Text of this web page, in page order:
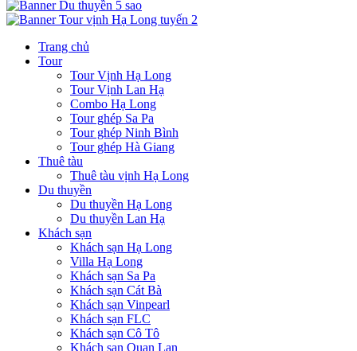
Trang chủ
Tour
Tour Vịnh Hạ Long
Tour Vịnh Lan Hạ
Combo Hạ Long
Tour ghép Sa Pa
Tour ghép Ninh Bình
Tour ghép Hà Giang
Thuê tàu
Thuê tàu vịnh Hạ Long
Du thuyền
Du thuyền Hạ Long
Du thuyền Lan Hạ
Khách sạn
Khách sạn Hạ Long
Villa Hạ Long
Khách sạn Sa Pa
Khách sạn Cát Bà
Khách sạn Vinpearl
Khách sạn FLC
Khách sạn Cô Tô
Khách sạn Quan Lạn